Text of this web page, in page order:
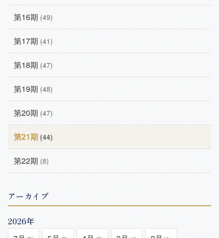
第16期 (49)
第17期 (41)
第18期 (47)
第19期 (48)
第20期 (47)
第21期 (44)
第22期 (8)
アーカイブ
2026年